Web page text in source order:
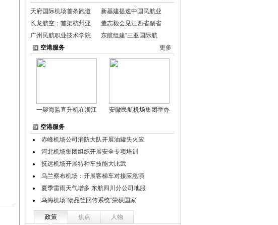
天府国际机场首条跑道
新基建提速中国民航业
长龙航空：首架杭州亚
董志毅会见江西省副省
广州民航职业技术学院
东航组建“三亚国际航
空港服务
更多
一架海监直升机在浙江 安徽民航机场集团举办
空港服务
赤峰机场公司消防大队开展油罐失火应
河北机场集团组织开展安全专项培训
抚远机场开展特种车技能大比武
乌兰察布机场：开展客梯车对接应急演
夏季雷雨天气增多 东航四川分公司地服
乌海机场“物品筐回传系统”荣获国家
政策 焦点 人物